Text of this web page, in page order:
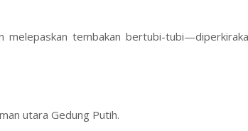
tembakan bertubi-
utara Gedung Putih.